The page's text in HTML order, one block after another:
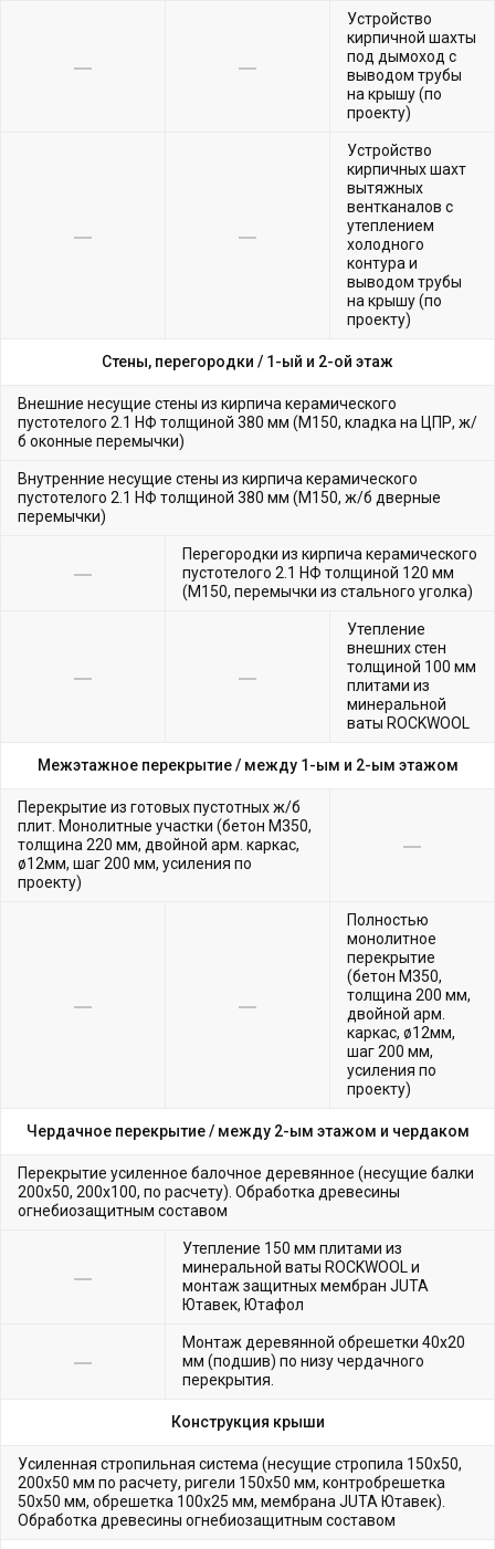
Устройство
кирпичной шахты
под дымоход с
выводом трубы
на крышу (по
проекту)
Устройство
кирпичных шахт
вытяжных
вентканалов с
утеплением
холодного
контура и
выводом трубы
на крышу (по
проекту)
Стены, перегородки / 1-ый и 2-ой этаж
Внешние несущие стены из кирпича керамического
пустотелого 2.1 НФ толщиной 380 мм (М150, кладка на ЦПР, ж/
б оконные перемычки)
Внутренние несущие стены из кирпича керамического
пустотелого 2.1 НФ толщиной 380 мм (М150, ж/б дверные
перемычки)
Перегородки из кирпича керамического
пустотелого 2.1 НФ толщиной 120 мм
(М150, перемычки из стального уголка)
Утепление
внешних стен
толщиной 100 мм
плитами из
минеральной
ваты ROCKWOOL
Межэтажное перекрытие / между 1-ым и 2-ым этажом
Перекрытие из готовых пустотных ж/б
плит. Монолитные участки (бетон М350,
толщина 220 мм, двойной арм. каркас,
ø12мм, шаг 200 мм, усиления по
проекту)
Полностью
монолитное
перекрытие
(бетон М350,
толщина 200 мм,
двойной арм.
каркас, ø12мм,
шаг 200 мм,
усиления по
проекту)
Чердачное перекрытие / между 2-ым этажом и чердаком
Перекрытие усиленное балочное деревянное (несущие балки
200х50, 200х100, по расчету). Обработка древесины
огнебиозащитным составом
Утепление 150 мм плитами из
минеральной ваты ROCKWOOL и
монтаж защитных мембран JUTA
Ютавек, Ютафол
Монтаж деревянной обрешетки 40х20
мм (подшив) по низу чердачного
перекрытия.
Конструкция крыши
Усиленная стропильная система (несущие стропила 150х50,
200х50 мм по расчету, ригели 150х50 мм, контробрешетка
50х50 мм, обрешетка 100х25 мм, мембрана JUTA Ютавек).
Обработка древесины огнебиозащитным составом